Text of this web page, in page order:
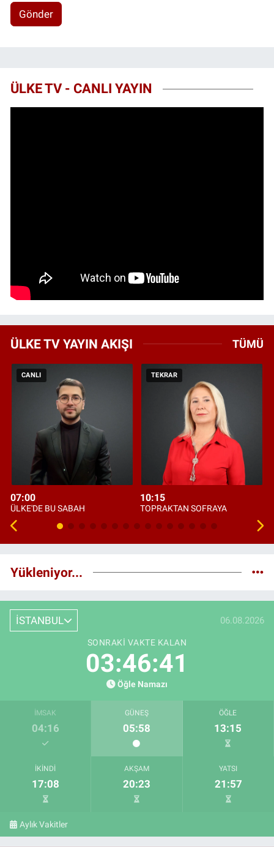
Gönder
ÜLKE TV - CANLI YAYIN
ÜLKE TV YAYIN AKIŞI TÜMÜ
CANLI
07:00
ÜLKE'DE BU SABAH
TEKRAR
10:15
TOPRAKTAN SOFRAYA
Yükleniyor...
İSTANBUL 06.08.2026
SONRAKI VAKTE KALAN
03:46:40
Öğle Namazı
İMSAK
04:16
GÜNEŞ
05:58
ÖĞLE
13:15
İKINDI
17:08
AKŞAM
20:23
YATSI
21:57
Aylık Vakitler